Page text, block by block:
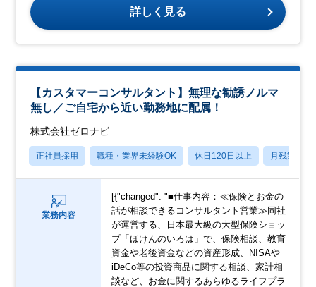
詳しく見る
【カスタマーコンサルタント】無理な勧誘ノルマ
無し／ご自宅から近い勤務地に配属！
株式会社ゼロナビ
正社員採用 職種・業界未経験OK 休日120日以上 月残業20
業務内容
[{"changed": "■仕事内容：≪保険とお金の
話が相談できるコンサルタント営業≫同社
が運営する、日本最大級の大型保険ショッ
プ「ほけんのいろは」で、保険相談、教育
資金や老後資金などの資産形成、NISAや
iDeCo等の投資商品に関する相談、家計相
談など、お金に関するあらゆるライフプラ